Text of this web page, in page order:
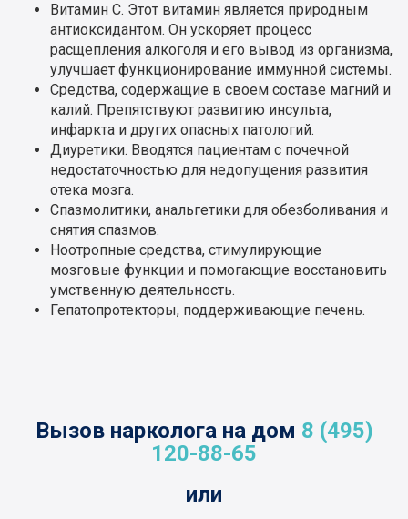
Витамин С. Этот витамин является природным
антиоксидантом. Он ускоряет процесс
расщепления алкоголя и его вывод из организма,
улучшает функционирование иммунной системы.
Средства, содержащие в своем составе магний и
калий. Препятствуют развитию инсульта,
инфаркта и других опасных патологий.
Диуретики. Вводятся пациентам с почечной
недостаточностью для недопущения развития
отека мозга.
Спазмолитики, анальгетики для обезболивания и
снятия спазмов.
Ноотропные средства, стимулирующие
мозговые функции и помогающие восстановить
умственную деятельность.
Гепатопротекторы, поддерживающие печень.
Вызов нарколога на дом 8 (495)
120-88-65
или